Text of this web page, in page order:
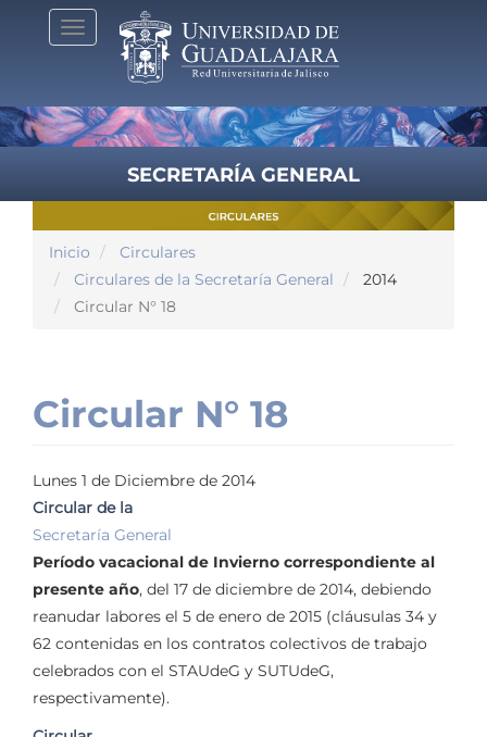
Toggle
navigation
SECRETARÍA GENERAL
Inicio
Circulares
Circulares de la Secretaría General
2014
Circular N° 18
Circular N° 18
Lunes 1 de Diciembre de 2014
Circular de la
Secretaría General
Período vacacional de Invierno correspondiente al
presente año, del 17 de diciembre de 2014, debiendo
reanudar labores el 5 de enero de 2015 (cláusulas 34 y
62 contenidas en los contratos colectivos de trabajo
celebrados con el STAUdeG y SUTUdeG,
respectivamente).